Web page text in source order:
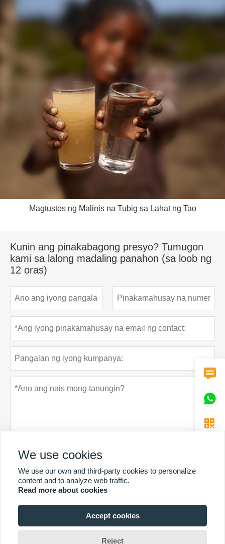
Magtustos ng Malinis na Tubig sa Lahat ng Tao
Kunin ang pinakabagong presyo? Tumugon
kami sa lalong madaling panahon (sa loob ng
12 oras)
Ipasa Patakaran sa privacy
MAS MARAMING SERBISYO
Copyright Ni © Guangzhou Chunke Environmental Technology Co.



We use cookies
We use our own and third-party cookies to personalize
content and to analyze web traffic.
Read more about cookies
Accept cookies
Reject